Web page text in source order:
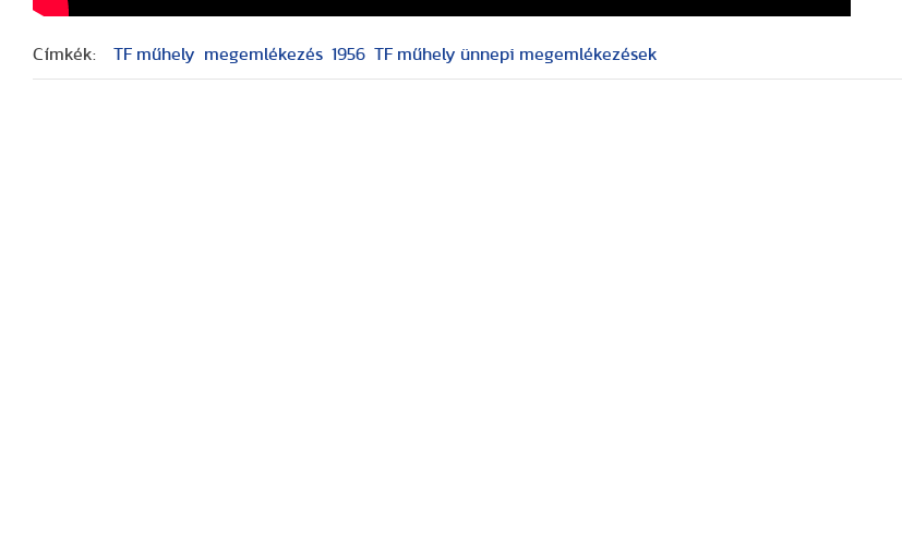
Címkék: TF műhely megemlékezés 1956 TF műhely ünnepi megemlékezések